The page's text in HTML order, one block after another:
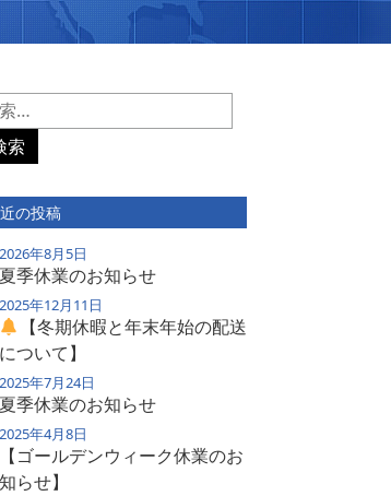
の投稿
夏季休業のお知らせ
2026年8月5日
【冬期休暇と年末年始の配送
について】
2025年12月11日
夏季休業のお知らせ
2025年7月24日
【ゴールデンウィーク休業のお
知らせ】
2025年4月8日